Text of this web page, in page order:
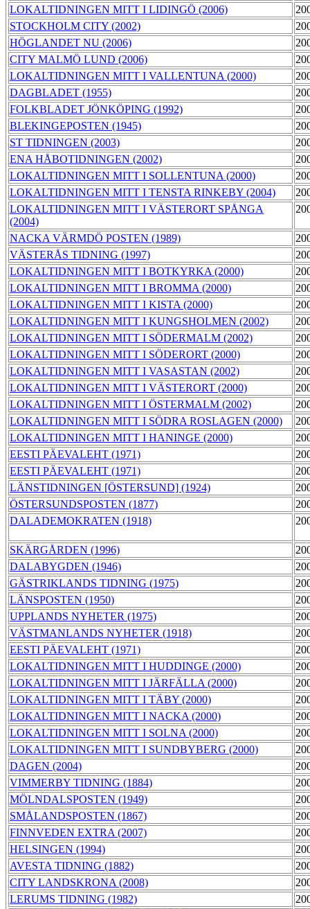
LOKALTIDNINGEN MITT I LIDINGÖ (2006)
STOCKHOLM CITY (2002)
HÖGLANDET NU (2006)
CITY MALMÖ LUND (2006)
LOKALTIDNINGEN MITT I VALLENTUNA (2000)
DAGBLADET (1955)
FOLKBLADET JÖNKÖPING (1992)
BLEKINGEPOSTEN (1945)
ST TIDNINGEN (2003)
ENA HÅBOTIDNINGEN (2002)
LOKALTIDNINGEN MITT I SOLLENTUNA (2000)
LOKALTIDNINGEN MITT I TENSTA RINKEBY (2004)
LOKALTIDNINGEN MITT I VÄSTERORT SPÅNGA
(2004)
NACKA VÄRMDÖ POSTEN (1989)
VÄSTERÅS TIDNING (1997)
LOKALTIDNINGEN MITT I BOTKYRKA (2000)
LOKALTIDNINGEN MITT I BROMMA (2000)
LOKALTIDNINGEN MITT I KISTA (2000)
LOKALTIDNINGEN MITT I KUNGSHOLMEN (2002)
LOKALTIDNINGEN MITT I SÖDERMALM (2002)
LOKALTIDNINGEN MITT I SÖDERORT (2000)
LOKALTIDNINGEN MITT I VASASTAN (2002)
LOKALTIDNINGEN MITT I VÄSTERORT (2000)
LOKALTIDNINGEN MITT I ÖSTERMALM (2002)
LOKALTIDNINGEN MITT I SÖDRA ROSLAGEN (2000)
LOKALTIDNINGEN MITT I HANINGE (2000)
EESTI PÄEVALEHT (1971)
EESTI PÄEVALEHT (1971)
LÄNSTIDNINGEN [ÖSTERSUND] (1924)
ÖSTERSUNDSPOSTEN (1877)
DALADEMOKRATEN (1918)
SKÄRGÅRDEN (1996)
DALABYGDEN (1946)
GÄSTRIKLANDS TIDNING (1975)
LÄNSPOSTEN (1950)
UPPLANDS NYHETER (1975)
VÄSTMANLANDS NYHETER (1918)
EESTI PÄEVALEHT (1971)
LOKALTIDNINGEN MITT I HUDDINGE (2000)
LOKALTIDNINGEN MITT I JÄRFÄLLA (2000)
LOKALTIDNINGEN MITT I TÄBY (2000)
LOKALTIDNINGEN MITT I NACKA (2000)
LOKALTIDNINGEN MITT I SOLNA (2000)
LOKALTIDNINGEN MITT I SUNDBYBERG (2000)
DAGEN (2004)
VIMMERBY TIDNING (1884)
MÖLNDALSPOSTEN (1949)
SMÅLANDSPOSTEN (1867)
FINNVEDEN EXTRA (2007)
HELSINGEN (1994)
AVESTA TIDNING (1882)
CITY LANDSKRONA (2008)
LERUMS TIDNING (1982)